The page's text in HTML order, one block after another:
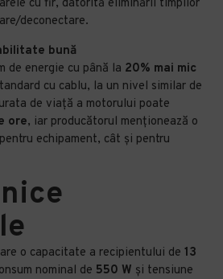
cu fir, datorită eliminării timpilor
deconectare.
bună
de energie cu până la 20% mai mic
cu cablu, la un nivel similar de
de viață a motorului poate
ore, iar producătorul menționează o
echipament, cât și pentru
o capacitate a recipientului de 13
nominal de 550 W și tensiune